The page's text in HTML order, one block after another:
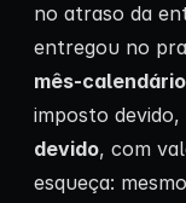
no atraso da
entregou no
mês-
imposto
devido, com
esqueça: